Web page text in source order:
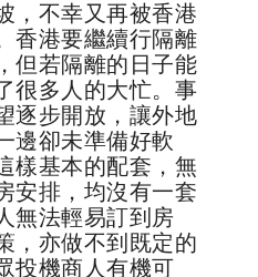
，不幸又再被香港
香港要繼續行隔離
但若隔離的日子能
很多人的大忙。事
逐步開放，讓外地
邊卻未準備好軟
樣基本的配套，無
安排，均沒有一套
無法輕易訂到房
，亦做不到既定的
投機商人有機可